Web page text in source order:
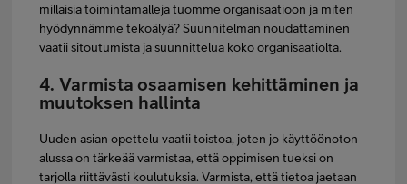
millaisia toimintamalleja tuomme organisaatioon ja miten
hyödynnämme tekoälyä? Suunnitelman noudattaminen
vaatii sitoutumista ja suunnittelua koko organisaatiolta.
4. Varmista osaamisen kehittäminen ja
muutoksen hallinta
Uuden asian opettelu vaatii toistoa, joten jo käyttöönoton
alussa on tärkeää varmistaa, että oppimisen tueksi on
tarjolla riittävästi koulutuksia. Varmista, että tietoa jaetaan